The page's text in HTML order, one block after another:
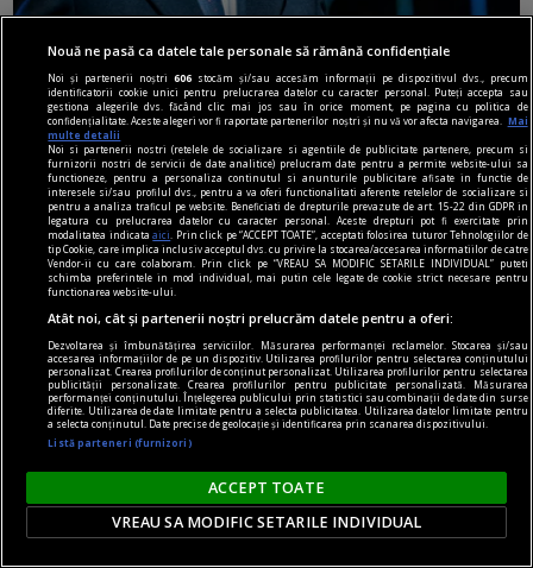
„Rusia a învățat să contracareze aproape toate
armele NATO“. Fostul comandant șef al armatei
ucrainene spune cum va arăta noul tip de război
Ambasadorul Ucrainei în Regatul Unit și fost
comandant-șef al Forțelor Armate ucrainene,
Valerii Zalujnîi, a declarat că NATO a rămas în
urma progresului științific și că Rusia este, în
prezent, capabilă să contracareze aproape
întreaga gamă de armament occidental primit
de Ucraina.
Nouă ne pasă ca datele tale personale să rămână confidențiale
Noi și partenerii noștri606 stocăm și/sau accesăm informații pe dispozitivul dvs., precum
identificatorii cookie unici pentru prelucrarea datelor cu caracter personal. Puteți accepta sau
gestiona alegerile dvs. făcând clic mai jos sau în orice moment, pe pagina cu politica de
confidențialitate. Aceste alegeri vor fi raportate partenerilor noștri și nu vă vor afecta navigarea.
Mai
multe detalii
Noi si partenerii nostri (retelele de socializare si agentiile de publicitate partenere, precum si
furnizorii nostri de servicii de date analitice) prelucram date pentru a permite website-ului sa
functioneze, pentru a personaliza continutul si anunturile publicitare afisate in functie de
interesele si/sau profilul dvs., pentru a va oferi functionalitati aferente retelelor de socializare si
pentru a analiza traficul pe website. Beneficiati de drepturile prevazute de art. 15-22 din GDPR in
legatura cu prelucrarea datelor cu caracter personal. Aceste drepturi pot fi exercitate prin
modalitatea indicataaici
. Prin click pe “ACCEPT TOATE”, acceptati folosirea tuturor Tehnologiilor de
tip Cookie, care implica inclusiv acceptul dvs. cu privire la stocarea/accesarea informatiilor de catre
Vendor-ii cu care colaboram. Prin click pe “VREAU SA MODIFIC SETARILE INDIVIDUAL” puteti
schimba preferintele in mod individual, mai putin cele legate de cookie strict necesare pentru
functionarea website-ului.
Atât noi, cât și partenerii noștri prelucrăm datele pentru a oferi:
Dezvoltarea și îmbunătățirea serviciilor. Măsurarea performanței reclamelor. Stocarea și/sau
accesarea informațiilor de pe un dispozitiv. Utilizarea profilurilor pentru selectarea conținutului
personalizat. Crearea profilurilor de conținut personalizat. Utilizarea profilurilor pentru selectarea
publicității personalizate. Crearea profilurilor pentru publicitate personalizată. Măsurarea
performanței conținutului. Înțelegerea publicului prin statistici sau combinații de date din surse
diferite. Utilizarea de date limitate pentru a selecta publicitatea. Utilizarea datelor limitate pentru
a selecta conținutul. Date precise de geolocație și identificarea prin scanarea dispozitivului.
Listă parteneri (furnizori)
ACCEPT TOATE
VREAU SA MODIFIC SETARILE INDIVIDUAL